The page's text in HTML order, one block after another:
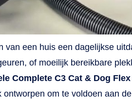
van de bank.
het last krijgen van je rug en
met behulp van de Comfort-
je gemakkelijk in hoogte,
is. Ook bukken wordt door het
rubberrand aan de bovenzijde
de muur zet niet weg. Door
hoef je niet constant van
een huis een dagelijkse
of moeilijk bereikbare
Complete C3 Cat & Dog
om te voldoen aan